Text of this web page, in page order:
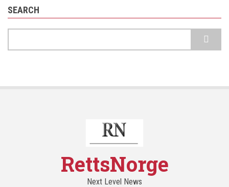
SEARCH
RettsNorge
Next Level News